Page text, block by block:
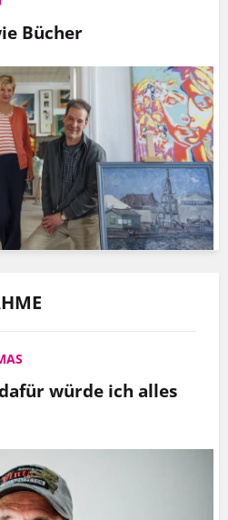
Bücher
würde ich alles